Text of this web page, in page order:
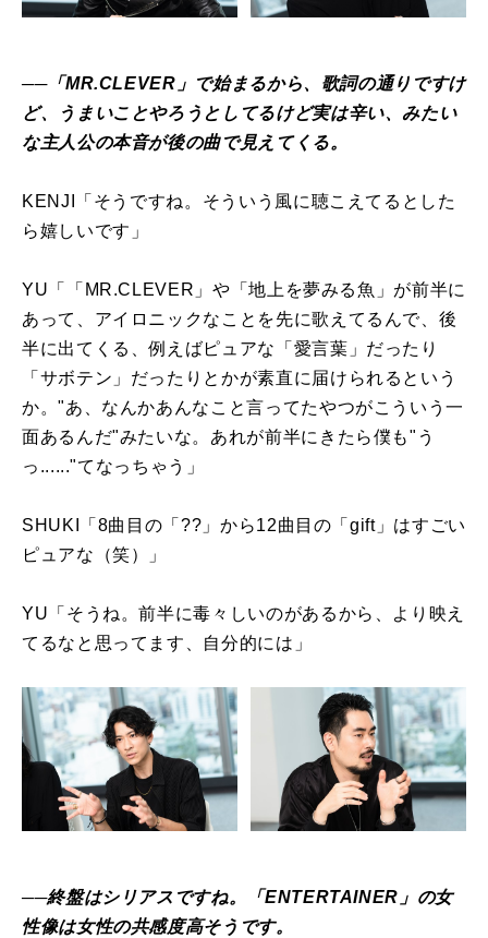
──「MR.CLEVER」で始まるから、歌詞の通りですけ
ど、うまいことやろうとしてるけど実は辛い、みたい
な主人公の本音が後の曲で見えてくる。
KENJI「そうですね。そういう風に聴こえてるとした
ら嬉しいです」
YU「「MR.CLEVER」や「地上を夢みる魚」が前半に
あって、アイロニックなことを先に歌えてるんで、後
半に出てくる、例えばピュアな「愛言葉」だったり
「サボテン」だったりとかが素直に届けられるという
か。"あ、なんかあんなこと言ってたやつがこういう一
面あるんだ"みたいな。あれが前半にきたら僕も"う
っ......"てなっちゃう」
SHUKI「8曲目の「??」から12曲目の「gift」はすごい
ピュアな（笑）」
YU「そうね。前半に毒々しいのがあるから、より映え
てるなと思ってます、自分的には」
──終盤はシリアスですね。「ENTERTAINER」の女
性像は女性の共感度高そうです。